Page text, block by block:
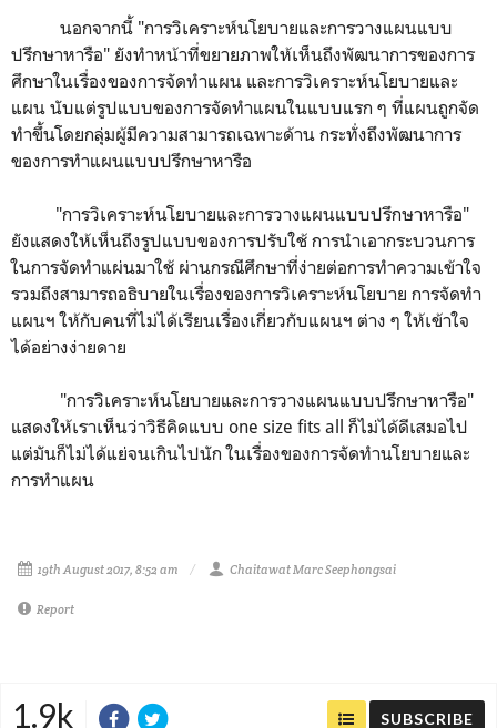
นอกจากนี้ "การวิเคราะห์นโยบายและการวางแผนแบบ
ปรึกษาหารือ" ยังทำหน้าที่ขยายภาพให้เห็นถึงพัฒนาการของการ
ศึกษาในเรื่องของการจัดทำแผน และการวิเคราะห์นโยบายและ
แผน นับแต่รูปแบบของการจัดทำแผนในแบบแรก ๆ ที่แผนถูกจัด
ทำขึ้นโดยกลุ่มผู้มีความสามารถเฉพาะด้าน กระทั่งถึงพัฒนาการ
ของการทำแผนแบบปรึกษาหารือ
"การวิเคราะห์นโยบายและการวางแผนแบบปรึกษาหารือ"
ยังแสดงให้เห็นถึงรูปแบบของการปรับใช้ การนำเอากระบวนการ
ในการจัดทำแผ่นมาใช้ ผ่านกรณีศึกษาที่ง่ายต่อการทำความเข้าใจ
รวมถึงสามารถอธิบายในเรื่องของการวิเคราะห์นโยบาย การจัดทำ
แผนฯ ให้กับคนที่ไม่ได้เรียนเรื่องเกี่ยวกับแผนฯ ต่าง ๆ ให้เข้าใจ
ได้อย่างง่ายดาย
"การวิเคราะห์นโยบายและการวางแผนแบบปรึกษาหารือ"
แสดงให้เราเห็นว่าวิธีคิดแบบ one size fits all ก็ไม่ได้ดีเสมอไป
แต่มันก็ไม่ได้แย่จนเกินไปนัก ในเรื่องของการจัดทำนโยบายและ
การทำแผน
19th August 2017, 8:52 am Chaitawat Marc Seephongsai
Report
1.9k SUBSCRIBE